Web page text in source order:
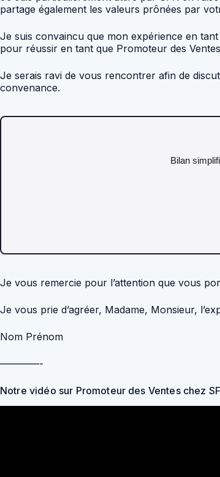
partage également les valeurs prônées par
Je suis convaincu que mon expérience en
pour réussir en tant que Promoteur des
Je serais ravi de vous rencontrer afin de
convenance.
Bilan
Je vous remercie pour l’attention que vous
Je vous prie d’agréer, Madame, Monsieur,
Nom Prénom
————-
Notre vidéo sur Promoteur des Ventes chez